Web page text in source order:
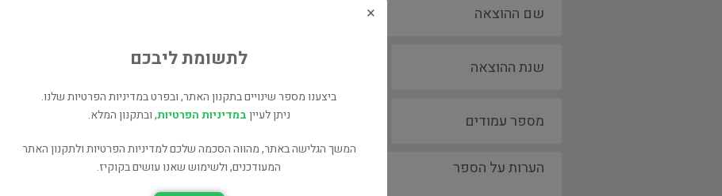
×
לתשומת ליבכם
ביצענו מספר שינויים בתקנון האתר, ובפרט במדיניות הפרטיות שלנו.
ניתן לעייןבמדיניות הפרטיות, ובתקנון המלא.
המשך הגלישה באתר, מהווה הסכמה שלכם למדיניות הפרטיות ולתקנון האתר
המעודכנים, ולשימוש שאנו עושים בקוקיז.